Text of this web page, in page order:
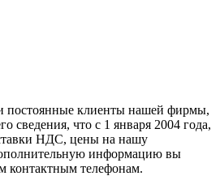
постоянные клиенты нашей фирмы,
сведения, что с 1 января 2004 года,
НДС, цены на нашу
информацию вы
контактным телефонам.